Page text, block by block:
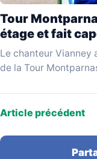
Tour
étage et fait
Le chanteur Vianney
de la Tour
Article précédent